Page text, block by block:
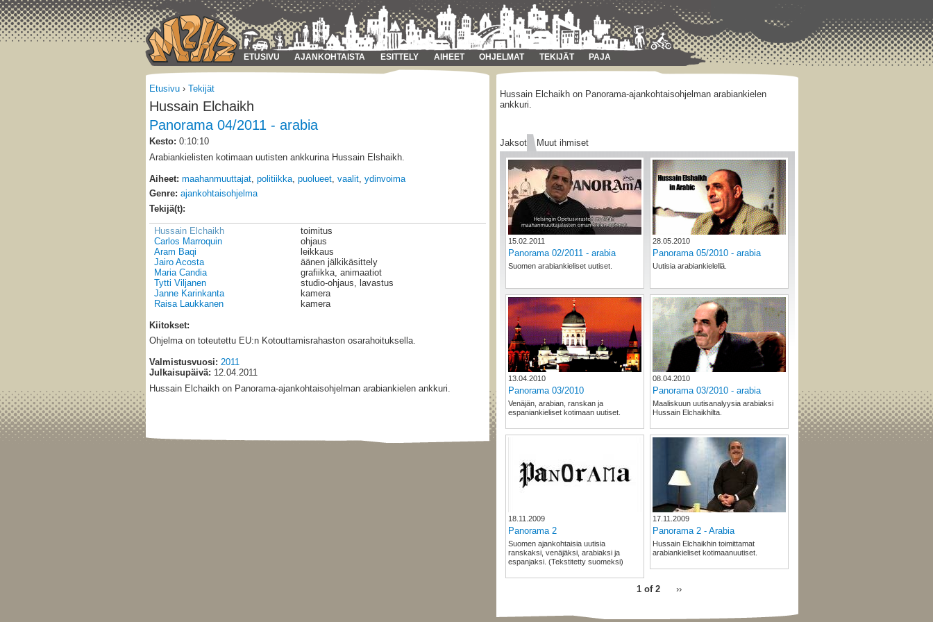
ETUSIVU AJANKOHTAISTA ESITTELY AIHEET OHJELMAT TEKIJÄT PAJA
Etusivu › Tekijät
Hussain Elchaikh
Panorama 04/2011 - arabia
Kesto: 0:10:10
Arabiankielisten kotimaan uutisten ankkurina Hussain Elshaikh.
Aiheet: maahanmuuttajat politiikka puolueet vaalit ydinvoima
Genre: ajankohtaisohjelma
Tekijä(t):
Hussain Elchaikh
Carlos Marroquin
Aram Baqi
Jairo Acosta
Maria Candia
Tytti Viljanen
Janne Karinkanta
Raisa Laukkanen
toimitus
ohjaus
leikkaus
äänen jälkikäsittely
grafiikka, animaatiot
studio-ohjaus, lavastus
kamera
kamera
Kiitokset:
Ohjelma on toteutettu EU:n Kotouttamisrahaston osarahoituksella.
Valmistusvuosi: 2011
Julkaisupäivä: 12.04.2011
Hussain Elchaikh on Panorama-ajankohtaisohjelman arabiankielen ankkuri.
Hussain Elchaikh on Panorama-ajankohtaisohjelman arabiankielen
ankkuri.
Jaksot Muut ihmiset
15.02.2011
Panorama 02/2011 - arabia
Suomen arabiankieliset uutiset.
28.05.2010
Panorama 05/2010 - arabia
Uutisia arabiankielellä.
13.04.2010
Panorama 03/2010
Venäjän, arabian, ranskan ja
espaniankieliset kotimaan uutiset.
08.04.2010
Panorama 03/2010 - arabia
Maaliskuun uutisanalyysia arabiaksi
Hussain Elchaikhilta.
18.11.2009
Panorama 2
Suomen ajankohtaisia uutisia
ranskaksi, venäjäksi, arabiaksi ja
espanjaksi. (Tekstitetty suomeksi)
17.11.2009
Panorama 2 - Arabia
Hussain Elchaikhin toimittamat
arabiankieliset kotimaanuutiset.
1 of 2 ››